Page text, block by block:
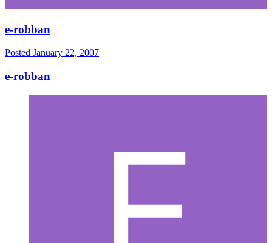
e-robban
Posted January 22, 2007
e-robban